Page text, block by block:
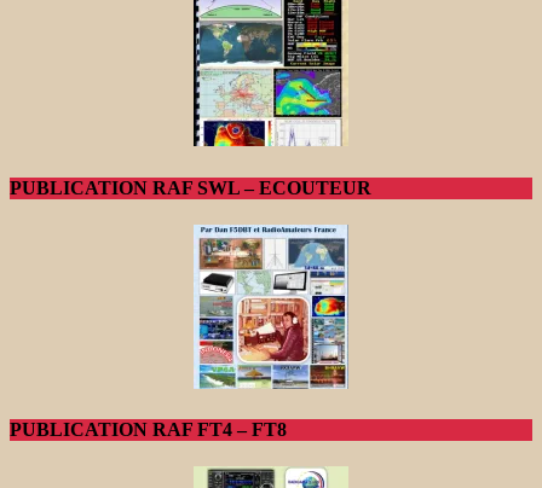
PUBLICATION RAF SWL – ECOUTEUR
PUBLICATION RAF FT4 – FT8